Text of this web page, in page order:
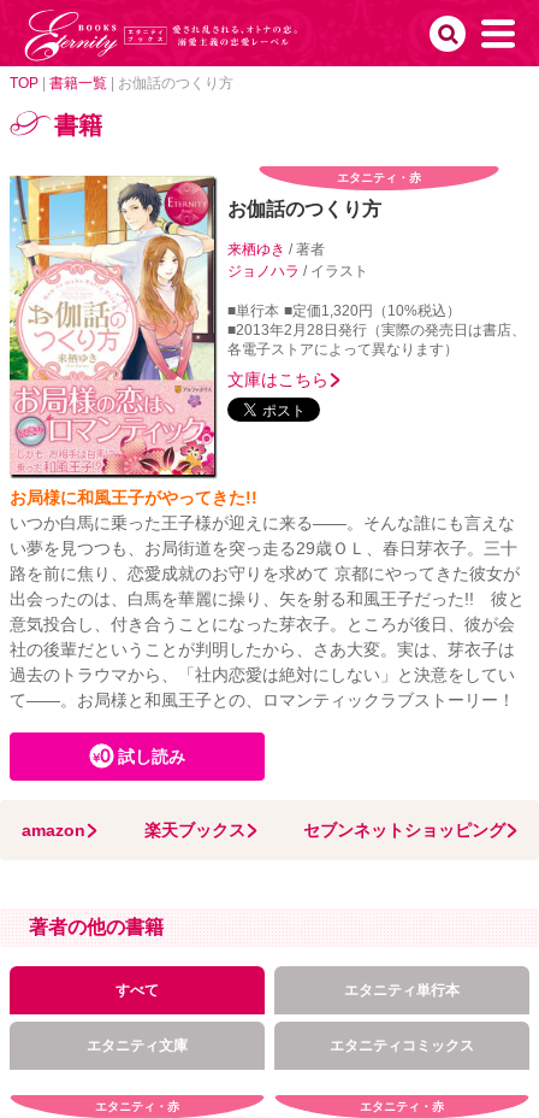
TOP 書籍一覧 お伽話のつくり方
書籍
エタニティ・赤
お伽話のつくり方
来栖ゆき/ 著者
ジョノハラ / イラスト
■単行本 ■定価1,320円（10%税込）
■2013年2月28日発行（実際の発売日は書店、
各電子ストアによって異なります）
文庫はこちら
お局様に和風王子がやってきた!!
いつか白馬に乗った王子様が迎えに来る――。そんな誰にも言えな
い夢を見つつも、お局街道を突っ走る29歳ＯＬ、春日芽衣子。三十
路を前に焦り、恋愛成就のお守りを求めて 京都にやってきた彼女が
出会ったのは、白馬を華麗に操り、矢を射る和風王子だった!! 彼と
意気投合し、付き合うことになった芽衣子。ところが後日、彼が会
社の後輩だということが判明したから、さあ大変。実は、芽衣子は
過去のトラウマから、「社内恋愛は絶対にしない」と決意をしてい
て――。お局様と和風王子との、ロマンティックラブストーリー！
試し読み
amazon 楽天ブックス セブンネットショッピング
著者の他の書籍
すべて エタニティ単行本
エタニティ文庫 エタニティコミックス
エタニティ・赤 エタニティ・赤